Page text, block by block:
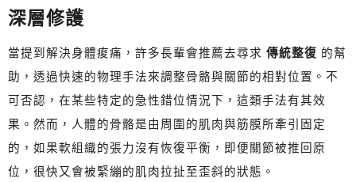
深層修護
當提到解決身體痠痛，許多長輩會推薦去尋求 傳統整復 的幫
助，透過快速的物理手法來調整骨骼與關節的相對位置。不
可否認，在某些特定的急性錯位情況下，這類手法有其效
果。然而，人體的骨骼是由周圍的肌肉與筋膜所牽引固定
的，如果軟組織的張力沒有恢復平衡，即便關節被推回原
位，很快又會被緊繃的肌肉拉扯至歪斜的狀態。